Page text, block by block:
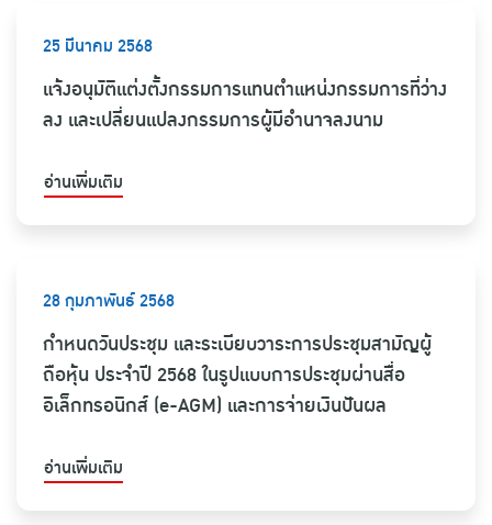
25 มีนาคม 2568
แจ้งอนุมัติแต่งตั้งกรรมการแทนตำแหน่งกรรมการที่ว่าง
ลง และเปลี่ยนแปลงกรรมการผู้มีอำนาจลงนาม
อ่านเพิ่มเติม
28 กุมภาพันธ์ 2568
กำหนดวันประชุม และระเบียบวาระการประชุมสามัญผู้
ถือหุ้น ประจำปี 2568 ในรูปแบบการประชุมผ่านสื่อ
อิเล็กทรอนิกส์ (e-AGM) และการจ่ายเงินปันผล
อ่านเพิ่มเติม